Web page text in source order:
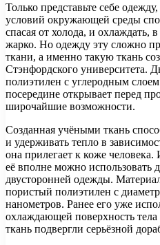
Только представьте себе
условий окружающей среды
спасая от холода, и охлаждать,
жарко. Но одежду эту сложно
ткани, а именно такую ткань
Стэнфордского университета.
полиэтилен с углеродным
посередине открывает перед
широчайшие возможности.
Созданная учёными ткань
и удерживать тепло в
она прилегает к коже человека.
её вполне можно использовать
двусторонней одежды.
пористый полиэтилен с
нанометров. Ранее его уже
охлаждающей поверхность тела
ткань подвергли серьёзной